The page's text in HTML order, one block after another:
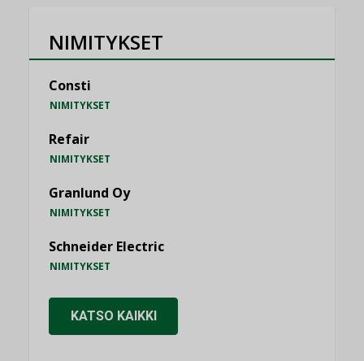
NIMITYKSET
Consti
NIMITYKSET
Refair
NIMITYKSET
Granlund Oy
NIMITYKSET
Schneider Electric
NIMITYKSET
KATSO KAIKKI